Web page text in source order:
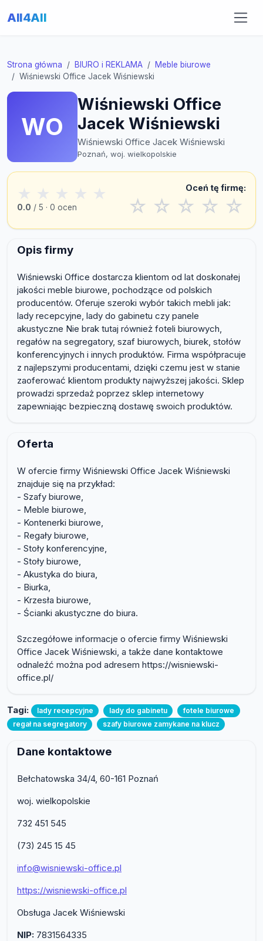
All4All
Strona główna BIURO i REKLAMA
Meble biurowe
Wiśniewski Office Jacek Wiśniewski
WO
Wiśniewski Office
Jacek Wiśniewski
Wiśniewski Office Jacek Wiśniewski
Poznań, woj. wielkopolskie
★ ★ ★ ★ ★
0.0 / 5 · 0 ocen
Oceń tę firmę:
☆ ☆ ☆ ☆ ☆
Opis firmy
Wiśniewski Office dostarcza klientom od lat doskonałej
jakości meble biurowe, pochodzące od polskich
producentów. Oferuje szeroki wybór takich mebli jak:
lady recepcyjne, lady do gabinetu czy panele
akustyczne Nie brak tutaj również foteli biurowych,
regałów na segregatory, szaf biurowych, biurek, stołów
konferencyjnych i innych produktów. Firma współpracuje
z najlepszymi producentami, dzięki czemu jest w stanie
zaoferować klientom produkty najwyższej jakości. Sklep
prowadzi sprzedaż poprzez sklep internetowy
zapewniając bezpieczną dostawę swoich produktów.
Oferta
W ofercie firmy Wiśniewski Office Jacek Wiśniewski
znajduje się na przykład:
- Szafy biurowe,
- Meble biurowe,
- Kontenerki biurowe,
- Regały biurowe,
- Stoły konferencyjne,
- Stoły biurowe,
- Akustyka do biura,
- Biurka,
- Krzesła biurowe,
- Ścianki akustyczne do biura.
Szczegółowe informacje o ofercie firmy Wiśniewski
Office Jacek Wiśniewski, a także dane kontaktowe
odnaleźć można pod adresem https://wisniewski-
office.pl/
Tagi: lady recepcyjne lady do gabinetu
fotele biurowe
regał na segregatory
szafy biurowe zamykane na klucz
Dane kontaktowe
Bełchatowska 34/4, 60-161 Poznań
woj. wielkopolskie
732 451 545
(73) 245 15 45
info@wisniewski-office.pl
https://wisniewski-office.pl
Obsługa Jacek Wiśniewski
NIP: 7831564335